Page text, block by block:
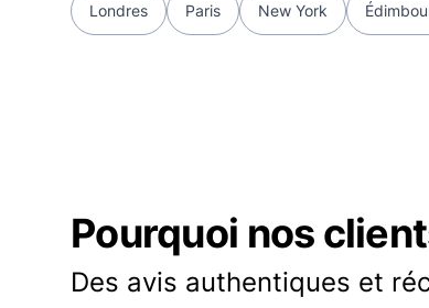
Londres Paris New York
Pourquoi nos
Des avis authentiques et